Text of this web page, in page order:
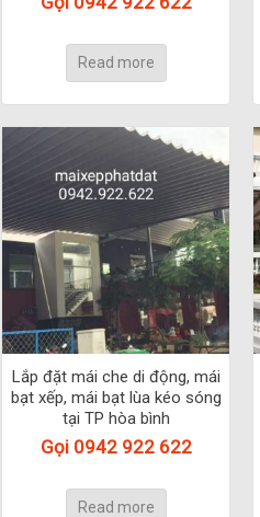
Read more
Lắp đặt mái che di động, mái
bạt xếp, mái bạt lùa kéo sóng
tại TP hòa bình
Gọi 0942 922 622
Read more